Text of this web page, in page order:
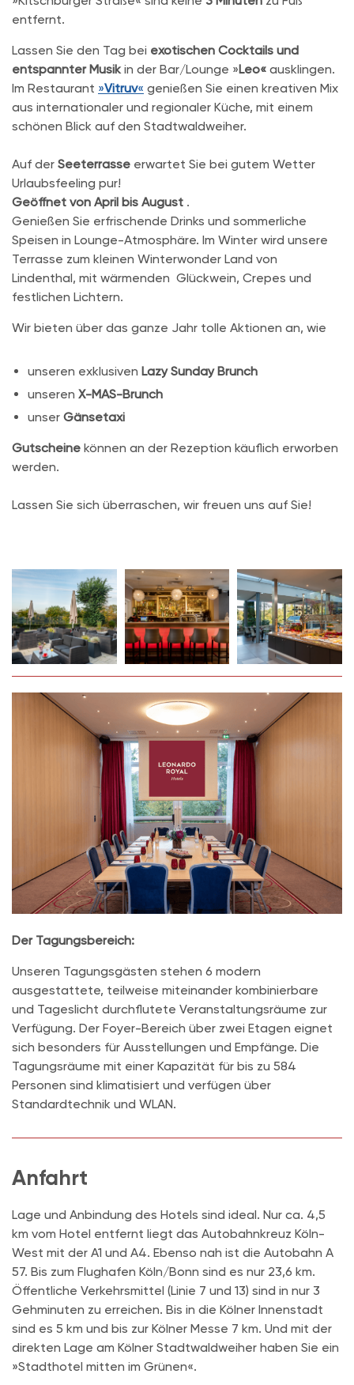
entfernt.
Lassen Sie den Tag bei exotischen Cocktails und
entspannter Musikin der Bar/Lounge »Leo« ausklingen.
Im Restaurant »Vitruv« genießen Sie einen kreativen Mix
aus internationaler und regionaler Küche, mit einem
schönen Blick auf den Stadtwaldweiher.
Auf der Seeterrasse erwartet Sie bei gutem Wetter
Urlaubsfeeling pur!
Geöffnet von April bis August .
Genießen Sie erfrischende Drinks und sommerliche
Speisen in Lounge-Atmosphäre. Im Winter wird unsere
Terrasse zum kleinen Winterwonder Land von
Lindenthal, mit wärmenden Glückwein, Crepes und
festlichen Lichtern.
Wir bieten über das ganze Jahr tolle Aktionen an, wie
unseren exklusiven Lazy Sunday Brunch
unseren X-MAS-Brunch
unser Gänsetaxi
Gutscheine können an der Rezeption käuflich erworben
werden.
Lassen Sie sich überraschen, wir freuen uns auf Sie!
Der Tagungsbereich:
Unseren Tagungsgästen stehen 6 modern
ausgestattete, teilweise miteinander kombinierbare
und Tageslicht durchflutete Veranstaltungsräume zur
Verfügung. Der Foyer-Bereich über zwei Etagen eignet
sich besonders für Ausstellungen und Empfänge. Die
Tagungsräume mit einer Kapazität für bis zu 584
Personen sind klimatisiert und verfügen über
Standardtechnik und WLAN.
Anfahrt
Lage und Anbindung des Hotels sind ideal. Nur ca. 4,5
km vom Hotel entfernt liegt das Autobahnkreuz Köln-
West mit der A1 und A4. Ebenso nah ist die Autobahn A
57. Bis zum Flughafen Köln/Bonn sind es nur 23,6 km.
Öffentliche Verkehrsmittel (Linie 7 und 13) sind in nur 3
Gehminuten zu erreichen. Bis in die Kölner Innenstadt
sind es 5 km und bis zur Kölner Messe 7 km. Und mit der
direkten Lage am Kölner Stadtwaldweiher haben Sie ein
»Stadthotel mitten im Grünen«.